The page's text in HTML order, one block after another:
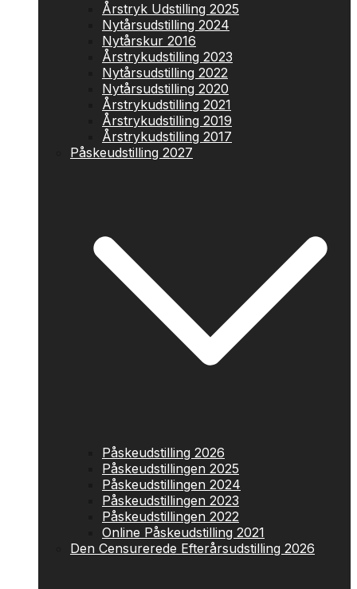
Årstryk Udstilling 2025
Nytårsudstilling 2024
Nytårskur 2016
Årstrykudstilling 2023
Nytårsudstilling 2022
Nytårsudstilling 2020
Årstrykudstilling 2021
Årstrykudstilling 2019
Årstrykudstilling 2017
Påskeudstilling 2027
Påskeudstilling 2026
Påskeudstillingen 2025
Påskeudstillingen 2024
Påskeudstillingen 2023
Påskeudstillingen 2022
Online Påskeudstilling 2021
Den Censurerede Efterårsudstilling 2026